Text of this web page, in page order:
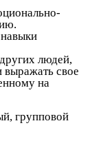
людей,
выражать свое
на
групповой